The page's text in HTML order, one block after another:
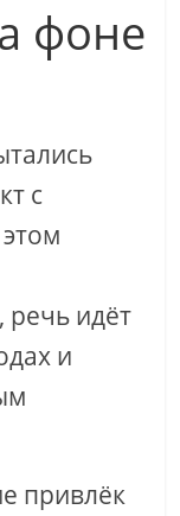
фоне
с
речь идёт
и
привлёк